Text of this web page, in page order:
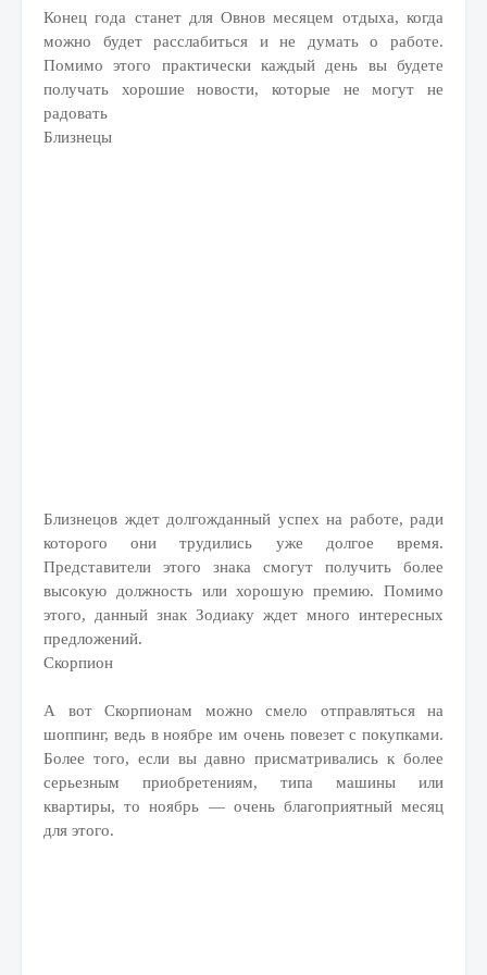
Конец года станет для Овнов месяцем отдыха, когда
можно будет расслабиться и не думать о работе.
Помимо этого практически каждый день вы будете
получать хорошие новости, которые не могут не
радовать
Близнецы
Близнецов ждет долгожданный успех на работе, ради
которого они трудились уже долгое время.
Представители этого знака смогут получить более
высокую должность или хорошую премию. Помимо
этого, данный знак Зодиаку ждет много интересных
предложений.
Скорпион
А вот Скорпионам можно смело отправляться на
шоппинг, ведь в ноябре им очень повезет с покупками.
Более того, если вы давно присматривались к более
серьезным приобретениям, типа машины или
квартиры, то ноябрь — очень благоприятный месяц
для этого.